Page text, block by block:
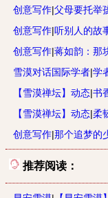
创意写作|父母要托举
创意写作|听别人的故
创意写作|蒋如韵：那
雪漠对话国际学者|学
【雪漠禅坛】动态|书
【雪漠禅坛】动态|柔
创意写作|那个追梦的
推荐阅读：